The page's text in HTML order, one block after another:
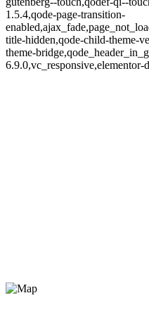
1.5.4,qode-page-transition-
title-hidden,qode-child-theme-
theme-